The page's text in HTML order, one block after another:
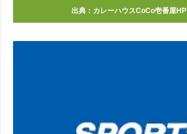
出典： カレーハウスCoCo壱番屋HP